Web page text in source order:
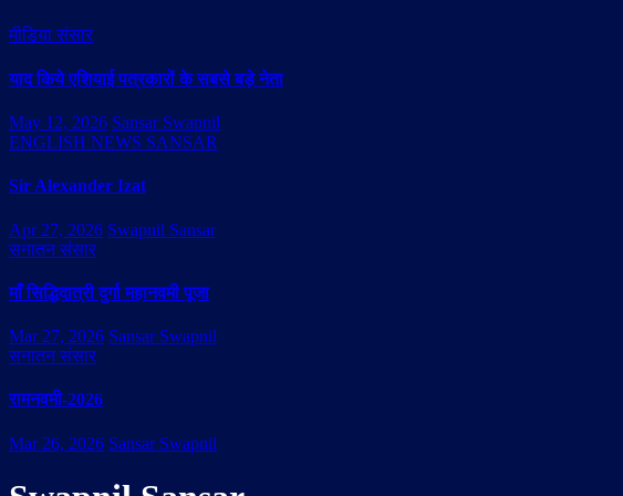
मीडिया संसार
याद किये एशियाई पत्रकारों के सबसे बड़े नेता
May 12, 2026 Sansar Swapnil
ENGLISH NEWS SANSAR
Sir Alexander Izat
Apr 27, 2026 Swapnil Sansar
सनातन संसार
माँ सिद्धिदात्री दुर्गा महानवमी पूजा
Mar 27, 2026 Sansar Swapnil
सनातन संसार
रामनवमी-2026
Mar 26, 2026 Sansar Swapnil